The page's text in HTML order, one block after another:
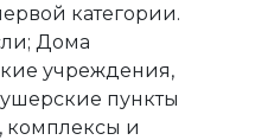
категории.
Дома
учреждения,
пункты
комплексы и